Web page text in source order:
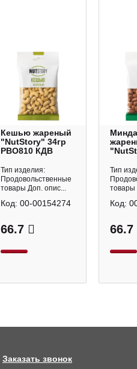
Кешью жареный
"NutStory" 34гр
РВО810 КДВ
Тип изделия:
Продовольственные
товары Доп. опис...
66.7
Код: 00-00154274
Тип
товары
66.7
Код:
Заказать звонок